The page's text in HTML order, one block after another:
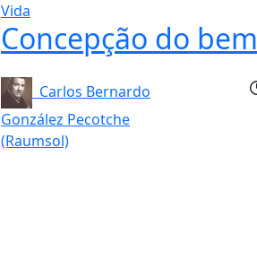
Vida
Concepção do bem
Carlos Bernardo
González Pecotche
(Raumsol)